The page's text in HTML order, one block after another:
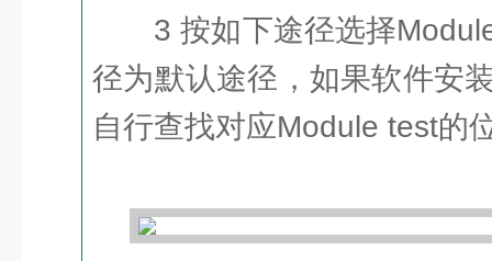
3 按如下途径选择
径为默认途径，如果软件安
自行查找对应Module test的